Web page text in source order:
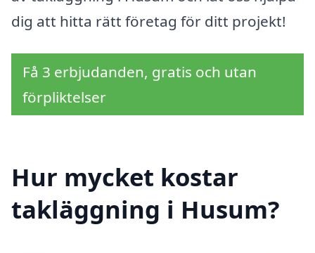
dig att hitta rätt företag för ditt projekt!
Få 3 erbjudanden, gratis och utan
förpliktelser
Hur mycket kostar
takläggning i Husum?